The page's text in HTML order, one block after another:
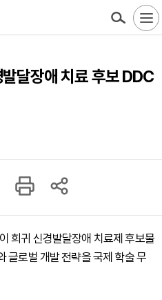
달장애 치료 후보 DDC
희귀 신경발달장애 치료제 후보물
글로벌 개발 전략을 국제 학술 무